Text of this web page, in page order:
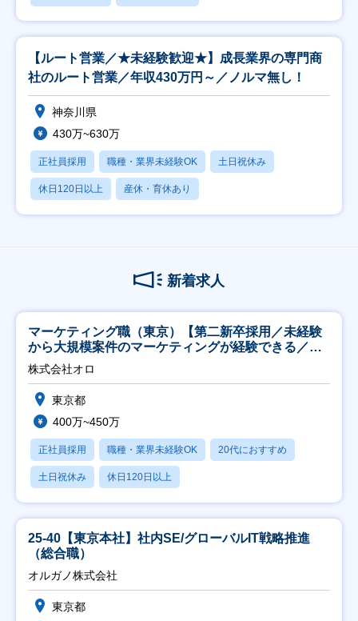
【ルート営業／★未経験歓迎★】成長業界の専門商
社のルート営業／年収430万円～／ノルマ無し！
神奈川県
430万~630万
正社員採用 職種・業界未経験OK 土日祝休み
休日120日以上 産休・育休あり
新着求人
マーケティング職（東京）【第二新卒採用／未経験
から大規模案件のマーケティングが経験できる／研
修充実】
株式会社オロ
東京都
400万~450万
正社員採用 職種・業界未経験OK 20代におすすめ
土日祝休み 休日120日以上
25-40【東京本社】社内SE/グローバルIT戦略推進
（総合職）
オルガノ株式会社
東京都